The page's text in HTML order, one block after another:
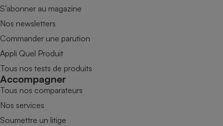
S’abonner au magazine
Nos newsletters
Commander une parution
Appli Quel Produit
Tous nos tests de produits
Accompagner
Tous nos comparateurs
Nos services
Soumettre un litige